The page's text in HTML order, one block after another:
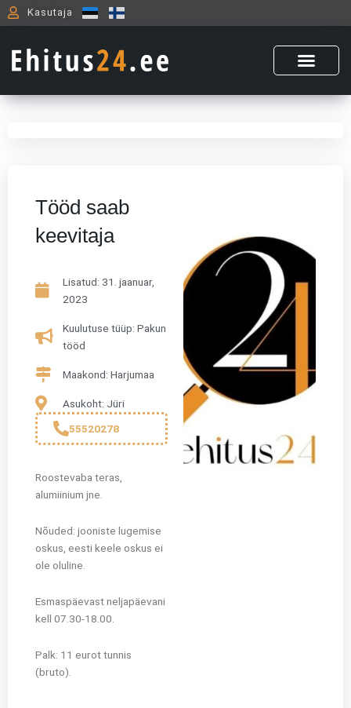
Skip
to
Kasutaja
Tööd saab
keevitaja
Lisatud: 31. jaanuar,
2023
Kuulutuse tüüp: Pakun
tööd
Maakond: Harjumaa
Asukoht: Jüri
55520278
Roostevaba teras,
alumiinium jne.
Nõuded: jooniste lugemise
oskus, eesti keele oskus ei
ole oluline.
Esmaspäevast neljapäevani
kell 07.30-18.00.
Palk: 11 eurot tunnis
(bruto).